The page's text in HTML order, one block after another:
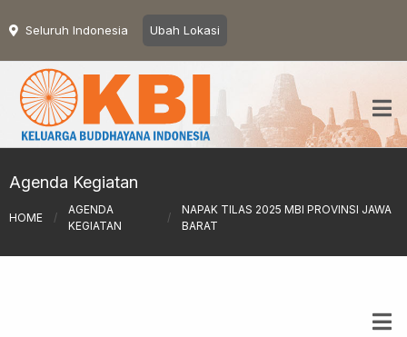
Seluruh Indonesia Ubah Lokasi
Agenda Kegiatan
HOME /
AGENDA
KEGIATAN
/
NAPAK TILAS 2025 MBI PROVINSI JAWA
BARAT